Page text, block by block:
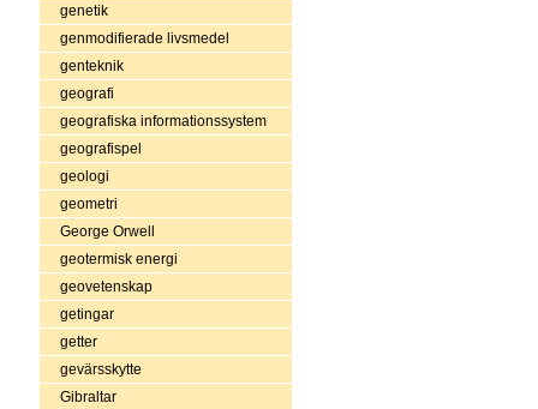
genetik
genmodifierade livsmedel
genteknik
geografi
geografiska informationssystem
geografispel
geologi
geometri
George Orwell
geotermisk energi
geovetenskap
getingar
getter
gevärsskytte
Gibraltar